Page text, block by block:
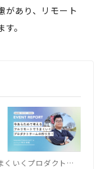
があり、リモート
。
「今あらためて考えるフルリモートでうまくいくプロダクトチームの作り方！」